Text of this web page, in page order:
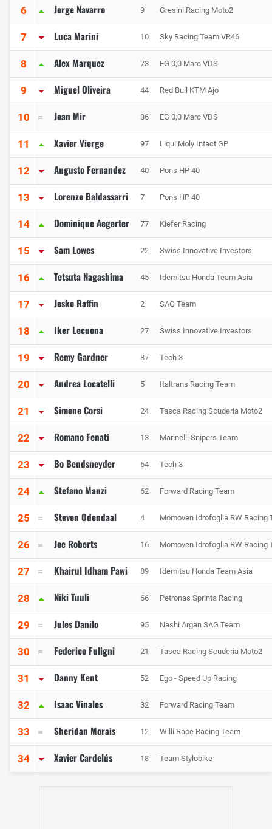
6 Jorge Navarro 9 Gresini Racing Moto2
7 Luca Marini 10 Sky Racing Team VR46
8 Alex Marquez 73 EG 0,0 Marc VDS
9 Miguel Oliveira 44 Red Bull KTM Ajo
10 Joan Mir 36 EG 0,0 Marc VDS
11 Xavier Vierge 97 Liqui Moly Intact GP
12 Augusto Fernandez 40 Pons HP 40
13 Lorenzo Baldassarri 7 Pons HP 40
14 Dominique Aegerter 77 Kiefer Racing
15 Sam Lowes 22 Swiss Innovative Investors
16 Tetsuta Nagashima 45 Idemitsu Honda Team Asia
17 Jesko Raffin 2 SAG Team
18 Iker Lecuona 27 Swiss Innovative Investors
19 Remy Gardner 87 Tech 3
20 Andrea Locatelli 5 Italtrans Racing Team
21 Simone Corsi 24 Tasca Racing Scuderia Moto2
22 Romano Fenati 13 Marinelli Snipers Team
23 Bo Bendsneyder 64 Tech 3
24 Stefano Manzi 62 Forward Racing Team
25 Steven Odendaal 4 Momoven Idrofoglia RW Racing
26 Joe Roberts 16 Momoven Idrofoglia RW Racing
27 Khairul Idham Pawi 89 Idemitsu Honda Team Asia
28 Niki Tuuli 66 Petronas Sprinta Racing
29 Jules Danilo 95 Nashi Argan SAG Team
30 Federico Fuligni 21 Tasca Racing Scuderia Moto2
31 Danny Kent 52 Ego - Speed Up Racing
32 Isaac Vinales 32 Forward Racing Team
33 Sheridan Morais 12 Willi Race Racing Team
34 Xavier Cardelús 18 Team Stylobike